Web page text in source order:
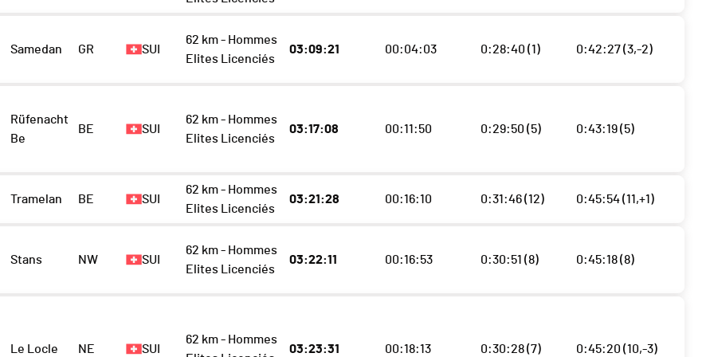
Samedan GR SUI
62 km - Hommes
Elites Licenciés
03:09:21 00:04:03 0:28:40 (1) 0:42:27 (3,-2)
Rüfenacht
Be
BE SUI
62 km - Hommes
Elites Licenciés
03:17:08 00:11:50 0:29:50 (5) 0:43:19 (5)
Tramelan BE SUI
62 km - Hommes
Elites Licenciés
03:21:28 00:16:10 0:31:46 (12) 0:45:54 (11,+1)
Stans NW SUI
62 km - Hommes
Elites Licenciés
03:22:11 00:16:53 0:30:51 (8) 0:45:18 (8)
Le Locle NE SUI
62 km - Hommes
03:23:31 00:18:13 0:30:28 (7) 0:45:20 (10,-3)